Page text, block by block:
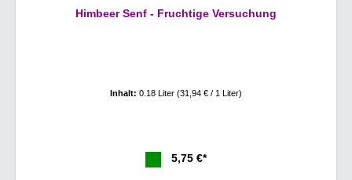
Himbeer Senf - Fruchtige Versuchung
Inhalt: 0.18 Liter (31,94 € / 1 Liter)
5,75 €*